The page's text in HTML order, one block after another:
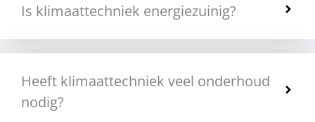
Is klimaattechniek energiezuinig?
Heeft klimaattechniek veel onderhoud
nodig?